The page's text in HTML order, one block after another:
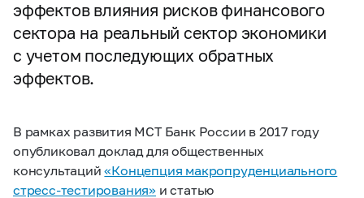
эффектов влияния рисков финансового
сектора на реальный сектор экономики
с учетом последующих обратных
эффектов.
В рамках развития МСТ Банк России в 2017 году
опубликовал доклад для общественных
консультаций«Концепция макропруденциального
стресс-тестирования» и статью